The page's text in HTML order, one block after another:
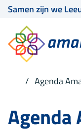
Samen zijn we
Agenda
Agenda